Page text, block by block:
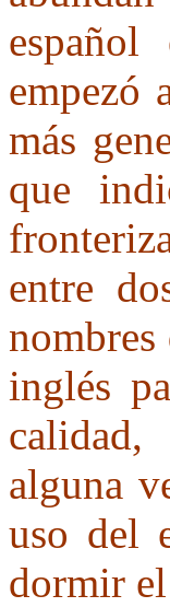
español
empezó
más
que
entre
nombres
inglés
alguna
uso del
dormir